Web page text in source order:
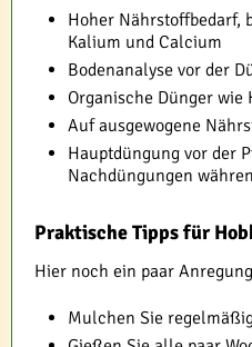
Hoher Nährstoffbedarf,
Kalium und Calcium
Bodenanalyse vor der
Organische Dünger wie
Auf ausgewogene
Hauptdüngung vor der
Nachdüngungen
Praktische Tipps für
Hier noch ein paar
Mulchen Sie